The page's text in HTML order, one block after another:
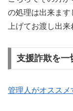
の処理は出来ま
上げてお渡し出
支援詐欺を一
管理人がオススメ